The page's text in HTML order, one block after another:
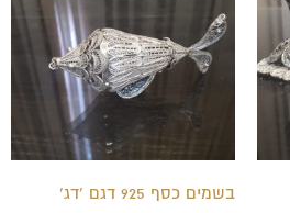
בשמים כסף 925 דגם 'דג'